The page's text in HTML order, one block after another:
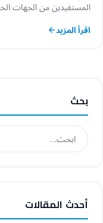
المستفيدين من الجهات
اقرأ المزيد
بحث
أحدث المقالات